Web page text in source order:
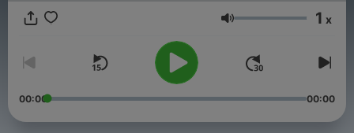
Hangerő 1 x
00:00 00:00